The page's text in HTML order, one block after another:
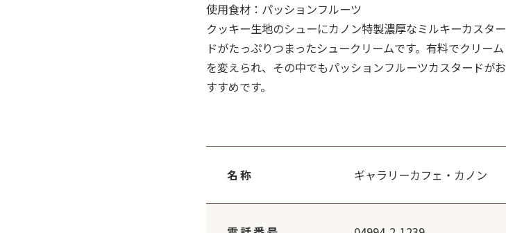
使用食材：パッションフルーツ
クッキー生地のシューにカノン特製濃厚なミルキーカスター
ドがたっぷりつまったシュークリームです。有料でクリーム
を変えられ、その中でもパッションフルーツカスタードがお
すすめです。
名称 ギャラリーカフェ・カノン